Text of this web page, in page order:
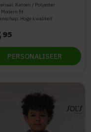
Katoen / Polyester
fit
Hoge kwaliteit
95
PERSONALISEER